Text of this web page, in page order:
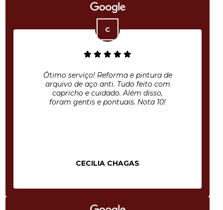
Ótimo serviço! Reforma e pintura de
arquivo de aço anti. Tudo feito com
capricho e cuidado. Além disso,
foram gentis e pontuais. Nota 10!
CECILIA CHAGAS